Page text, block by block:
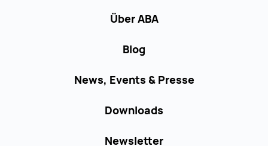
Über ABA
Blog
News, Events & Presse
Downloads
Newsletter